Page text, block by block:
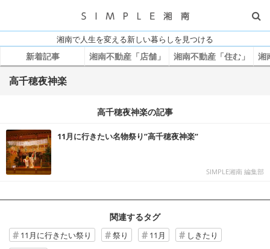
湘南で人生を変える新しい暮らしを見つける
新着記事 湘南不動産「店舗」 湘南不動産「住む」 湘
高千穂夜神楽
高千穂夜神楽の記事
11月に行きたい名物祭り”高千穂夜神楽”
SIMPLE湘南 編集部
関連するタグ
11月に行きたい祭り 祭り 11月
しきたり